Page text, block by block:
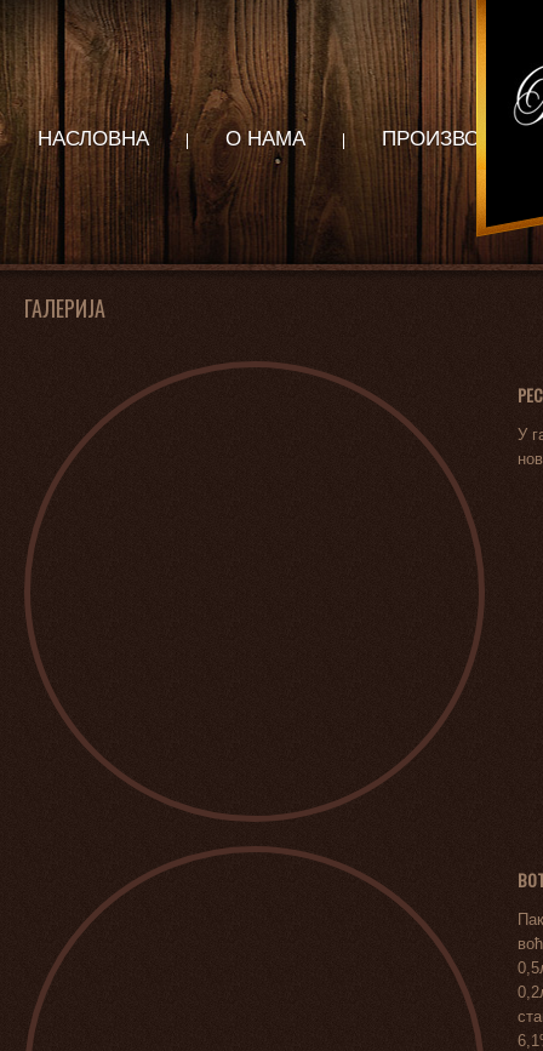
НАСЛОВНА О НАМА ПРОИЗВОДИ
ГАЛЕРИЈА
У